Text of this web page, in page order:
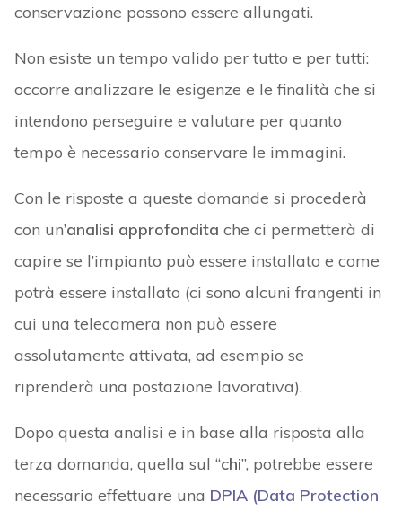
conservazione possono essere allungati.
Non esiste un tempo valido per tutto e per tutti:
occorre analizzare le esigenze e le finalità che si
intendono perseguire e valutare per quanto
tempo è necessario conservare le immagini.
Con le risposte a queste domande si procederà
con un’analisi approfondita che ci permetterà di
capire se l’impianto può essere installato e come
potrà essere installato (ci sono alcuni frangenti in
cui una telecamera non può essere
assolutamente attivata, ad esempio se
riprenderà una postazione lavorativa).
Dopo questa analisi e in base alla risposta alla
terza domanda, quella sul “chi”, potrebbe essere
necessario effettuare una DPIA (Data Protection